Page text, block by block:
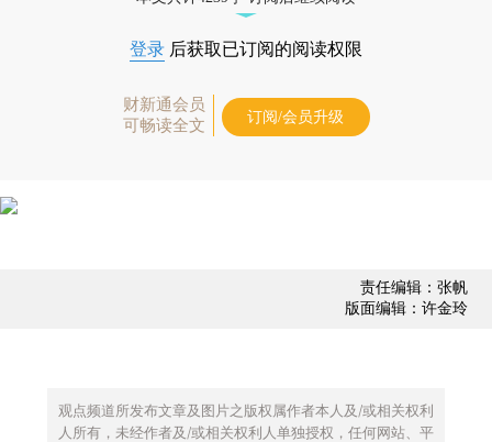
登录 后获取已订阅的阅读权限
财新通会员
可畅读全文
订阅/会员升级
责任编辑：张帆
版面编辑：许金玲
观点频道所发布文章及图片之版权属作者本人及/或相关权利
人所有，未经作者及/或相关权利人单独授权，任何网站、平